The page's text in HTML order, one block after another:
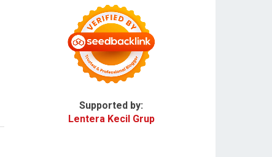
Supported by:
Lentera Kecil Grup